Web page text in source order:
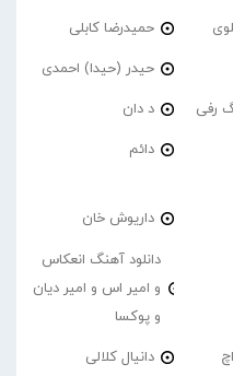
حمیدرضا کابلی
حیدر (حیدا) احمدی
رفی د دان
دائم
داریوش خان
دانلود آهنگ انعکاس
و امیر اس و امیر دیان
و پوکسا
دانیال کلالی